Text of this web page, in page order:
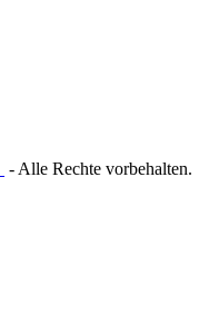
- Alle Rechte vorbehalten.